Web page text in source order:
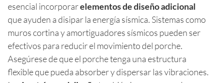
esencial incorporarelementos de diseño adicional
que ayuden a disipar la energía sísmica. Sistemas como
muros cortina y amortiguadores sísmicos pueden ser
efectivos para reducir el movimiento del porche.
Asegúrese de que el porche tenga una estructura
flexible que pueda absorber y dispersar las vibraciones.